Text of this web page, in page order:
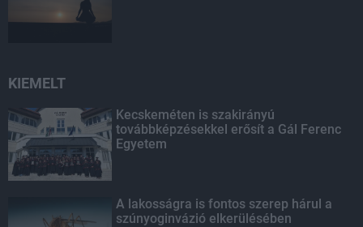
KIEMELT
Kecskeméten is szakirányú
továbbképzésekkel erősít a Gál Ferenc
Egyetem
A lakosságra is fontos szerep hárul a
szúnyoginvázió elkerülésében